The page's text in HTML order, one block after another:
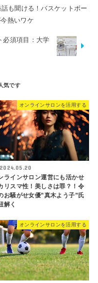
も聞ける！バスケットボー
熱いワケ
必須項目：大学
オンラインサロンを活用する
2024.05.20
ラインサロン運営にも活かせ
リスマ性！美しさは罪？！令
お騒がせ女優”真木よう子”氏
解く
オンラインサロンを活用する